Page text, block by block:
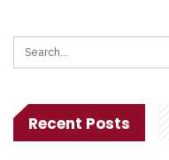
Recent Posts